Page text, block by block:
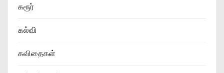
கரூர்
கல்வி
கவிதைகள்